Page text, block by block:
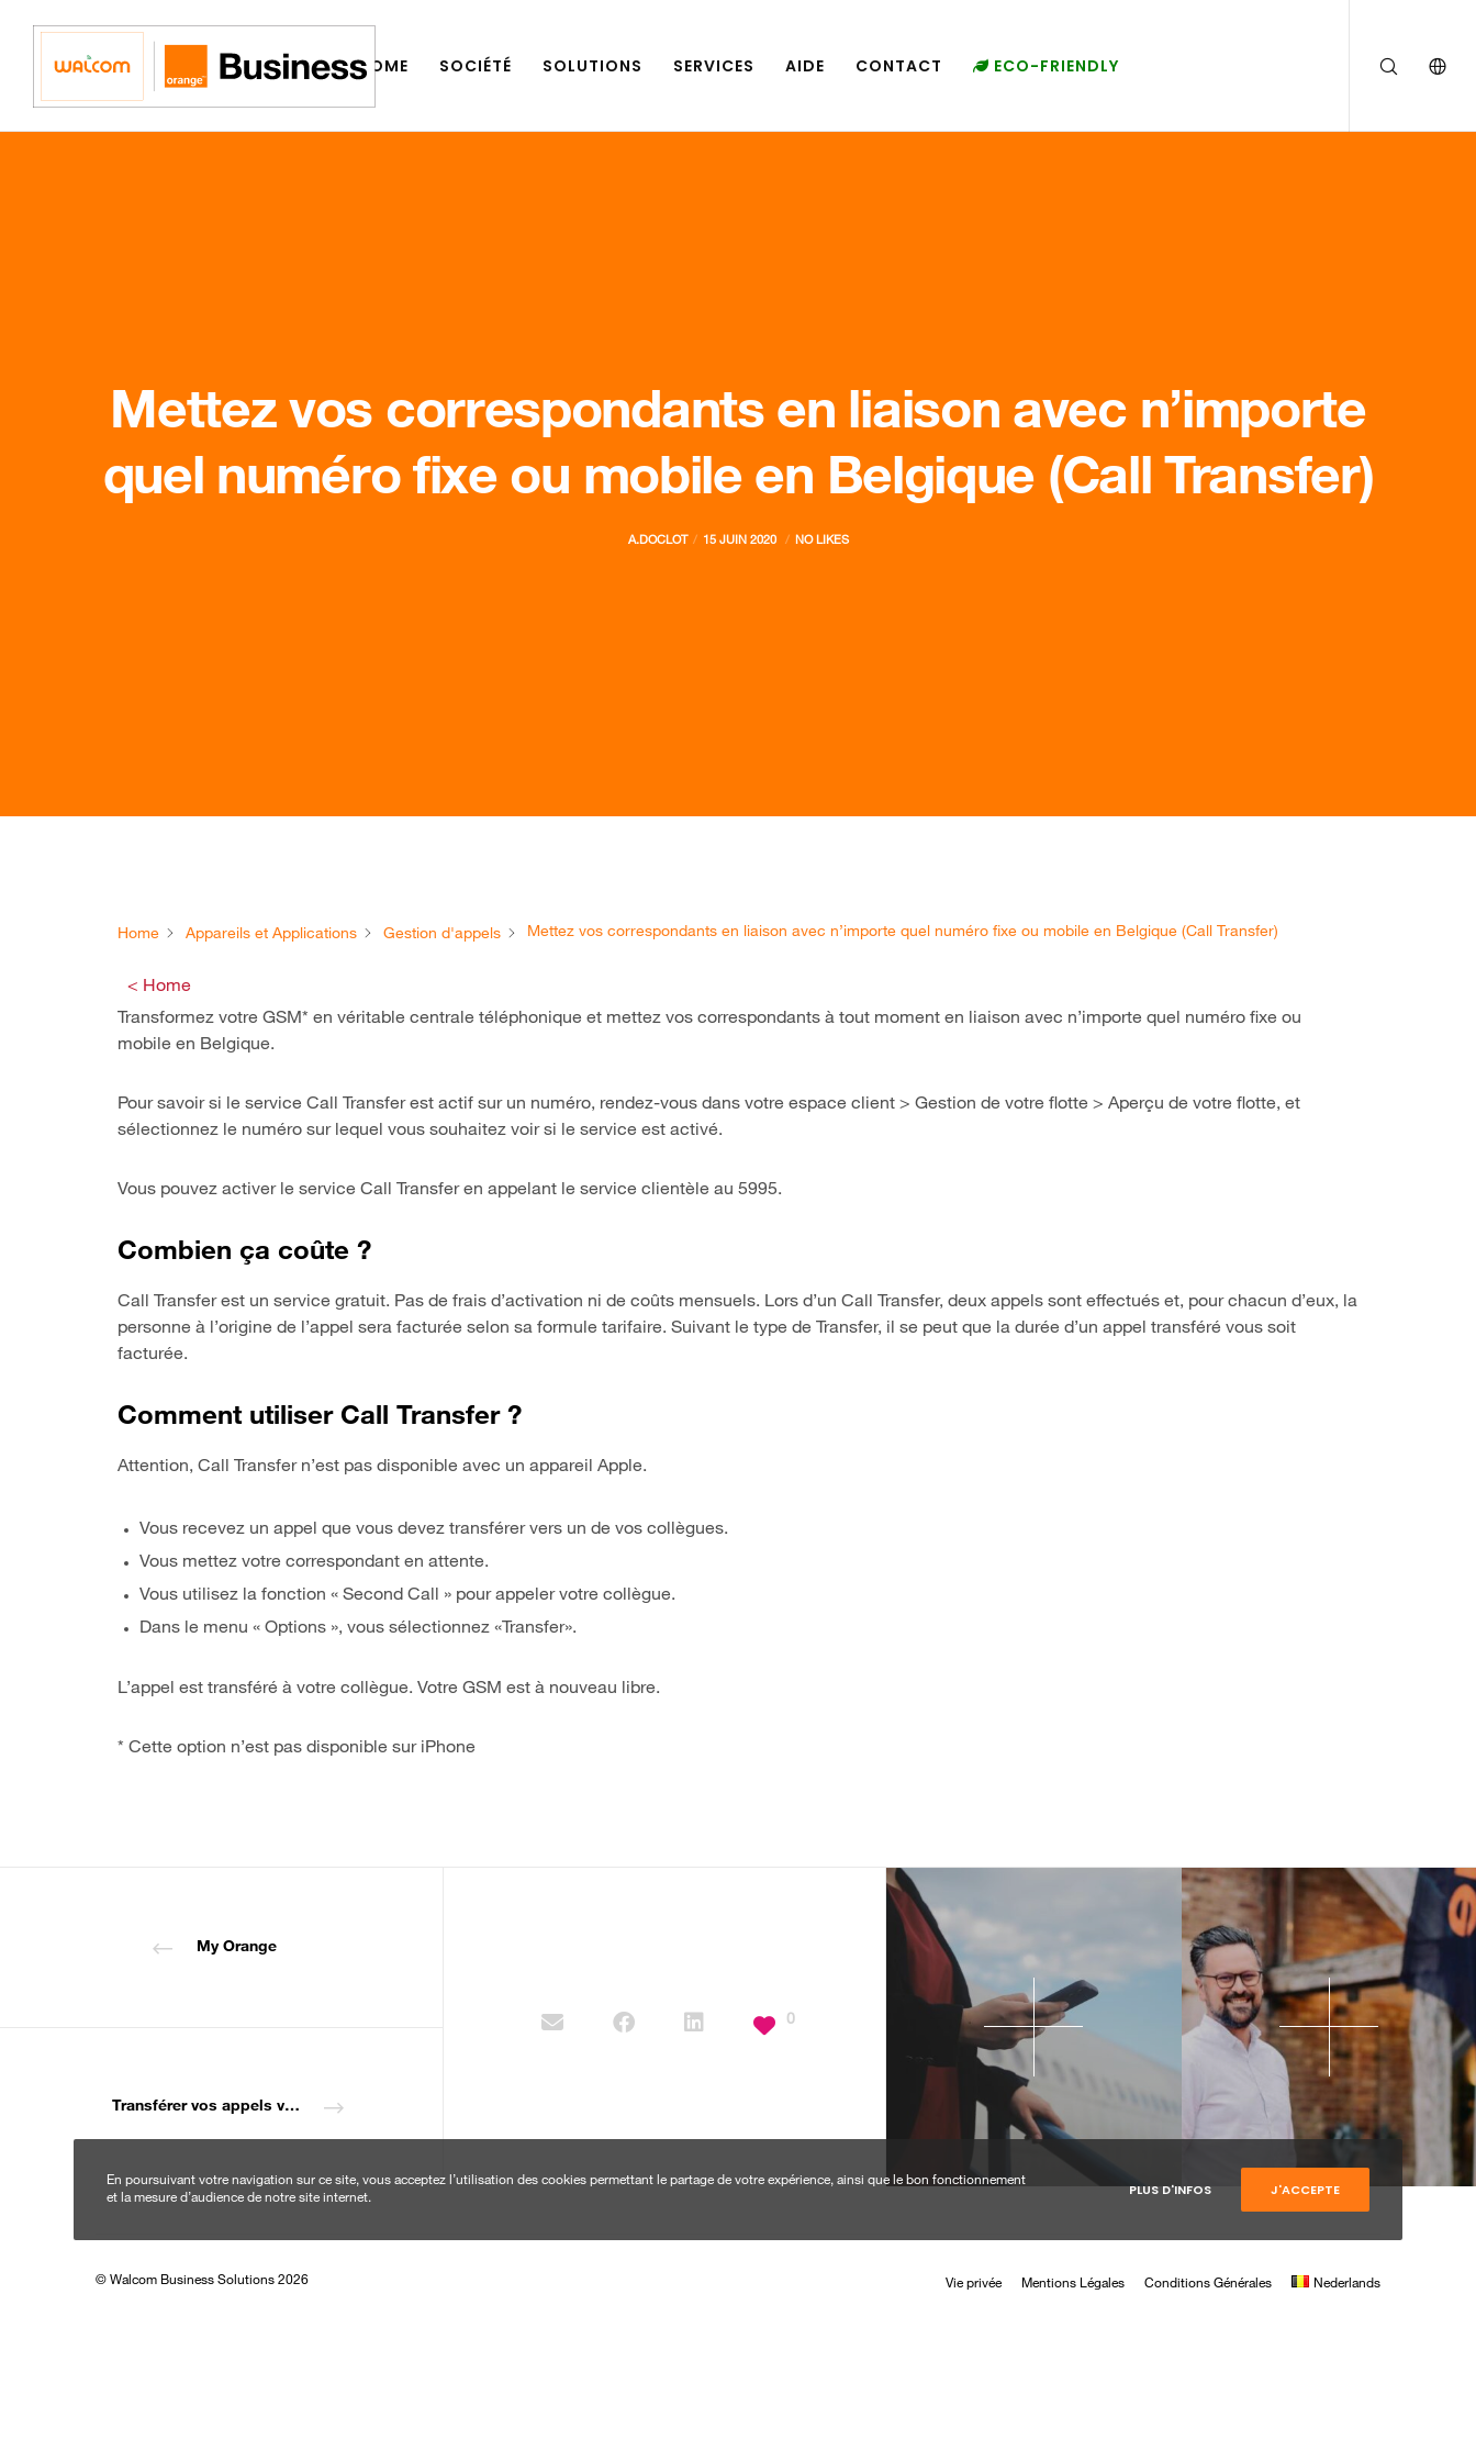
HOME SOCIÉTÉ SOLUTIONS SERVICES AIDE CONTACT ECO-FRIENDLY
Mettez vos correspondants en liaison avec n’importe
quel numéro fixe ou mobile en Belgique (Call Transfer)
A.DOCLOT 15 JUIN 2020 NO LIKES
Home Appareils et Applications Gestion d'appels Mettez vos correspondants en liaison avec n’importe quel numéro fixe ou mobile en Belgique (Call Transfer)
< Home
Transformez votre GSM* en véritable centrale téléphonique et mettez vos correspondants à tout moment en liaison avec n’importe quel numéro fixe ou
mobile en Belgique.
Pour savoir si le service Call Transfer est actif sur un numéro, rendez-vous dans votre espace client > Gestion de votre flotte > Aperçu de votre flotte, et
sélectionnez le numéro sur lequel vous souhaitez voir si le service est activé.
Vous pouvez activer le service Call Transfer en appelant le service clientèle au 5995.
Combien ça coûte ?
Call Transfer est un service gratuit. Pas de frais d’activation ni de coûts mensuels. Lors d’un Call Transfer, deux appels sont effectués et, pour chacun d’eux, la
personne à l’origine de l’appel sera facturée selon sa formule tarifaire. Suivant le type de Transfer, il se peut que la durée d’un appel transféré vous soit
facturée.
Comment utiliser Call Transfer ?
Attention, Call Transfer n’est pas disponible avec un appareil Apple.
Vous recevez un appel que vous devez transférer vers un de vos collègues.
Vous mettez votre correspondant en attente.
Vous utilisez la fonction « Second Call » pour appeler votre collègue.
Dans le menu « Options », vous sélectionnez «Transfer».
L’appel est transféré à votre collègue. Votre GSM est à nouveau libre.
* Cette option n’est pas disponible sur iPhone
My Orange
Transférer vos appels vers votre Voice Mail (Call Filter)
0
Walcom Business Solutions SA est une filiale du groupe Orange depuis 2015.
Rue Phocas Lejeune 24
+3281946060
infob2b@walcom.be
© Walcom Business Solutions 2026 Vie privée Mentions Légales Conditions Générales Nederlands
En poursuivant votre navigation sur ce site, vous acceptez l’utilisation des cookies permettant le partage de votre expérience, ainsi que le bon fonctionnement
et la mesure d’audience de notre site internet.
PLUS D'INFOS J'ACCEPTE